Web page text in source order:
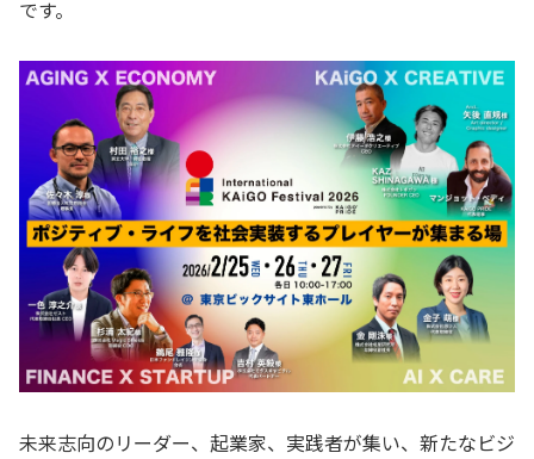
です。
未来志向のリーダー、起業家、実践者が集い、新たなビジ